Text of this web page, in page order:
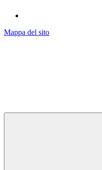
Mappa del sito